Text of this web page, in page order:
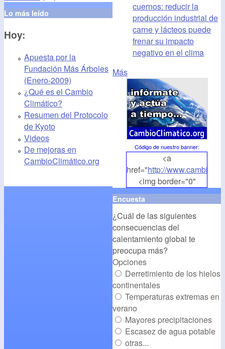
Lo más leído
Hoy:
Apuesta por la
Fundación Más Árboles
(Enero-2009)
¿Qué es el Cambio
Climático?
Resumen del Protocolo
de Kyoto
Videos
De mejoras en
CambioClimático.org
cuernos: reducir la
producción industrial de
carne y lácteos puede
frenar su impacto
negativo en el clima
Más
Código de nuestro banner:
<a
href="http://
<img border="0"
align="middle"
src="http://
alt="CambioClimatico.org"
/></a>
Encuesta
¿Cuál de las siguientes
consecuencias del
calentamiento global te
preocupa más?
Opciones
Derretimiento de los hielos
continentales
Temperaturas extremas en
verano
Mayores precipitaciones
Escasez de agua potable
otras...